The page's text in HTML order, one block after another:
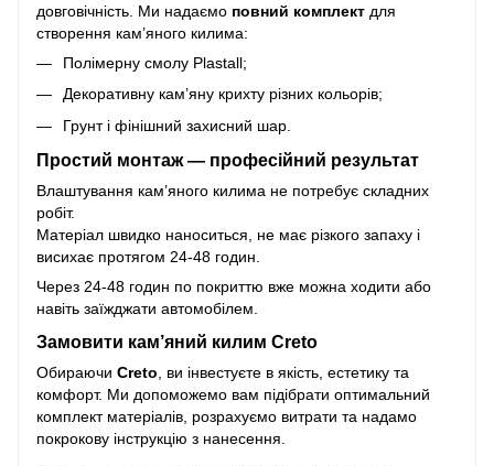
довговічність. Ми надаємо повний комплект для
створення кам’яного килима:
Полімерну смолу Plastall;
Декоративну кам’яну крихту різних кольорів;
Грунт і фінішний захисний шар.
Простий монтаж — професійний результат
Влаштування кам’яного килима не потребує складних
робіт.
Матеріал швидко наноситься, не має різкого запаху і
висихає протягом 24-48 годин.
Через 24-48 годин по покриттю вже можна ходити або
навіть заїжджати автомобілем.
Замовити кам’яний килим Creto
Обираючи Creto, ви інвестуєте в якість, естетику та
комфорт. Ми допоможемо вам підібрати оптимальний
комплект матеріалів, розрахуємо витрати та надамо
покрокову інструкцію з нанесення.